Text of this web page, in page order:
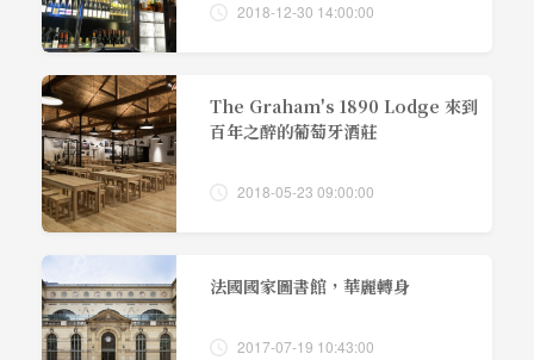
2018-12-30 14:00:00
The Graham's 1890 Lodge 來到
百年之醉的葡萄牙酒莊
2018-05-23 09:00:00
法國國家圖書館，華麗轉身
2017-07-19 10:43:00